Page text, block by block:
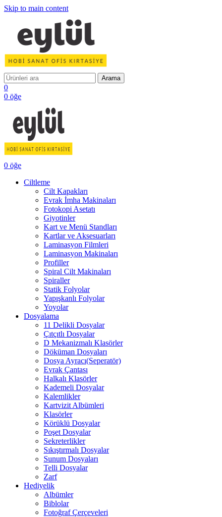
Skip to main content
Arama
0
0 öğe
0 öğe
Ciltleme
Cilt Kapakları
Evrak İmha Makinaları
Fotokopi Asetatı
Giyotinler
Kart ve Menü Standları
Kartlar ve Aksesuarları
Laminasyon Filmleri
Laminasyon Makinaları
Profiller
Spiral Cilt Makinaları
Spiraller
Statik Folyolar
Yapışkanlı Folyolar
Yoyolar
Dosyalama
11 Delikli Dosyalar
Çıtçıtlı Dosyalar
D Mekanizmalı Klasörler
Döküman Dosyaları
Dosya Ayracı(Seperatör)
Evrak Çantası
Halkalı Klasörler
Kademeli Dosyalar
Kalemlikler
Kartvizit Albümleri
Klasörler
Körüklü Dosyalar
Poşet Dosyalar
Sekreterlikler
Sıkıştırmalı Dosyalar
Sunum Dosyaları
Telli Dosyalar
Zarf
Hediyelik
Albümler
Biblolar
Fotoğraf Çerçeveleri